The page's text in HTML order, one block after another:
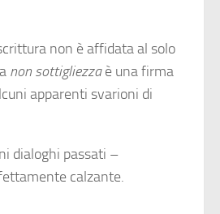
non è affidata al solo
non sottigliezzaè una firma
apparenti svarioni di
dialoghi passati –
calzante.